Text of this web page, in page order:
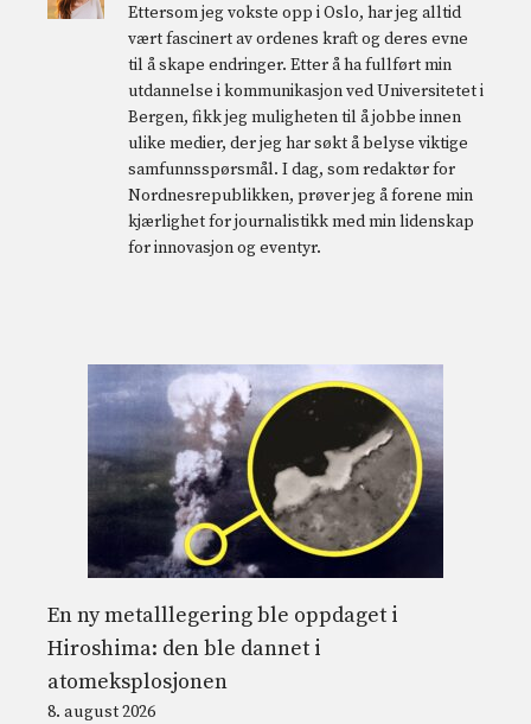
Ettersom jeg vokste opp i Oslo, har jeg alltid
vært fascinert av ordenes kraft og deres evne
til å skape endringer. Etter å ha fullført min
utdannelse i kommunikasjon ved Universitetet i
Bergen, fikk jeg muligheten til å jobbe innen
ulike medier, der jeg har søkt å belyse viktige
samfunnsspørsmål. I dag, som redaktør for
Nordnesrepublikken, prøver jeg å forene min
kjærlighet for journalistikk med min lidenskap
for innovasjon og eventyr.
En ny metalllegering ble oppdaget i
Hiroshima: den ble dannet i
atomeksplosjonen
8. august 2026